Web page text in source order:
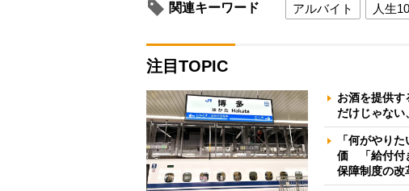
関連キーワード アルバイト 人生
注目TOPIC
お酒を提供
だけじゃない
「何がやり
価 「給付付
保障制度の改